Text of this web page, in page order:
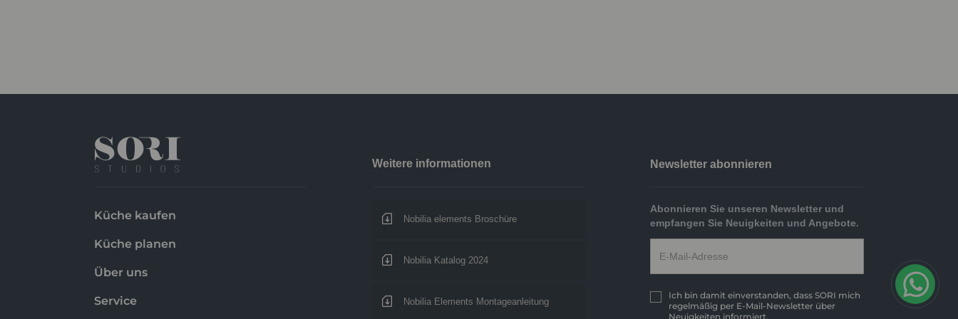
Küche kaufen
Küche planen
Über uns
Service
Weitere informationen
Nobilia elements Broschüre
Nobilia Katalog 2024
Nobilia Elements Montageanleitung
Newsletter abonnieren
Abonnieren Sie unseren Newsletter und
empfangen Sie Neuigkeiten und Angebote.
Ich bin damit einverstanden, dass SORI mich
regelmäßig per E-Mail-Newsletter über
Neuigkeiten informiert.